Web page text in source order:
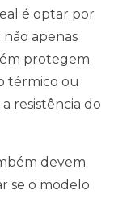
é optar por
apenas
protegem
térmico ou
resistência do
devem
se o modelo